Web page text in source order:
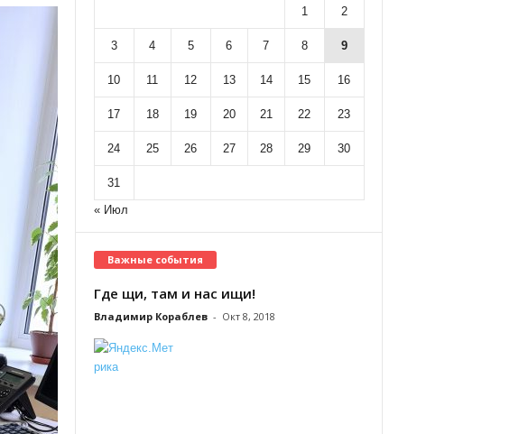
1 2
3 4 5 6 7 8 9
10 11 12 13 14 15 16
17 18 19 20 21 22 23
24 25 26 27 28 29 30
31
« Июл
Важные события
Где щи, там и нас ищи!
Владимир Кораблев - Окт 8, 2018